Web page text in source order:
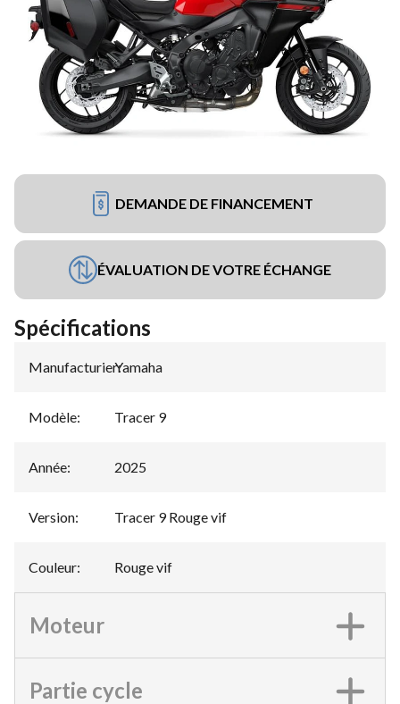
DEMANDE DE FINANCEMENT
ÉVALUATION DE VOTRE ÉCHANGE
Spécifications
Manufacturier:
Yamaha
Modèle: Tracer 9
Année: 2025
Version: Tracer 9 Rouge vif
Couleur: Rouge vif
Moteur
Partie cycle